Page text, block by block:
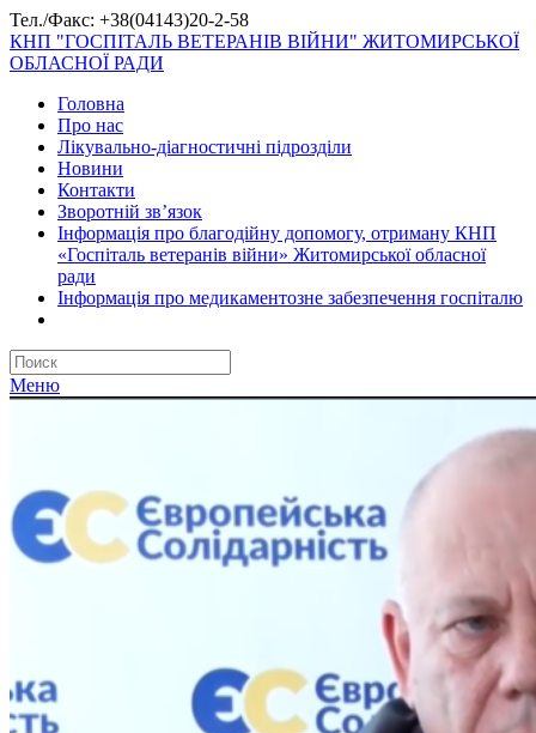
Тел./Факс: +38(04143)20-2-58
КНП "ГОСПІТАЛЬ ВЕТЕРАНІВ ВІЙНИ" ЖИТОМИРСЬКОЇ
ОБЛАСНОЇ РАДИ
Головна
Про нас
Лікувально-діагностичні підрозділи
Новини
Контакти
Зворотній зв’язок
Інформація про благодійну допомогу, отриману КНП
«Госпіталь ветеранів війни» Житомирської обласної
ради
Інформація про медикаментозне забезпечення госпіталю
Меню